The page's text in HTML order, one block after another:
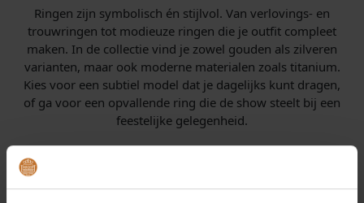
Ringen zijn symbolisch én stijlvol. Van verlovings- en
trouwringen tot modieuze ringen die je outfit compleet
maken. In de collectie vind je zowel gouden als zilveren
varianten, maar ook moderne materialen zoals titanium.
Kies voor een subtiel model dat je dagelijks kunt dragen,
of ga voor een opvallende ring die de show steelt bij een
feestelijke gelegenheid.
KETTINGEN EN COLLIERS
Een ketting is vaak het middelpunt van een outfit. Bij ons
vind je eenvoudige colliers die elke dag gedragen kunnen